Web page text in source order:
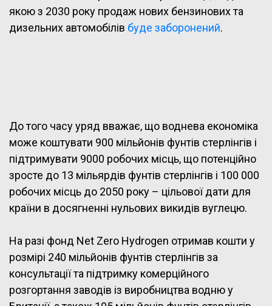
якою з 2030 року продаж нових бензинових та
дизельних автомобілів буде заборонений.
До того часу уряд вважає, що воднева економіка
може коштувати 900 мільйонів фунтів стерлінгів і
підтримувати 9000 робочих місць, що потенційно
зросте до 13 мільярдів фунтів стерлінгів і 100 000
робочих місць до 2050 року – цільової дати для
країни в досягненні нульових викидів вуглецю.
На разі фонд Net Zero Hydrogen отримав кошти у
розмірі 240 мільйонів фунтів стерлінгів за
консультації та підтримку комерційного
розгортання заводів із виробництва водню у